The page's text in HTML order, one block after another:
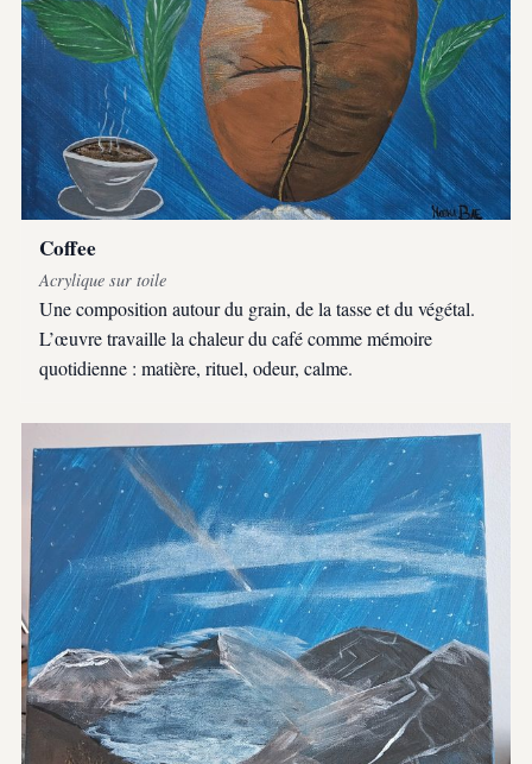
Coffee
Acrylique sur toile
Une composition autour du grain, de la tasse et du végétal.
L’œuvre travaille la chaleur du café comme mémoire
quotidienne : matière, rituel, odeur, calme.